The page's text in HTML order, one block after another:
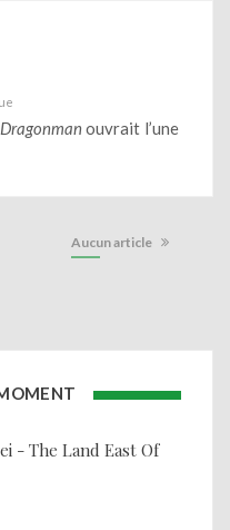
Dragonmanouvrait l’une
Aucun article
- The Land East Of